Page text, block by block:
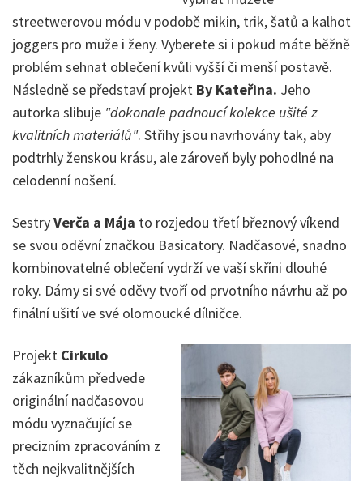
streetwerovou módu v podobě mikin, trik, šatů a kalhot
joggers pro muže i ženy. Vyberete si i pokud máte běžně
problém sehnat oblečení kvůli vyšší či menší postavě.
Následně se představí projekt By Kateřina. Jeho
autorka slibuje "dokonale padnoucí kolekce ušité z
kvalitních materiálů". Střihy jsou navrhovány tak, aby
podtrhly ženskou krásu, ale zároveň byly pohodlné na
celodenní nošení.
SestryVerča a Mája to rozjedou třetí březnový víkend
se svou oděvní značkou Basicatory. Nadčasové, snadno
kombinovatelné oblečení vydrží ve vaší skříni dlouhé
roky. Dámy si své oděvy tvoří od prvotního návrhu až po
finální ušití ve své olomoucké dílničce.
Projekt Cirkulo
zákazníkům předvede
originální nadčasovou
módu vyznačující se
precizním zpracováním z
těch nejkvalitnějších